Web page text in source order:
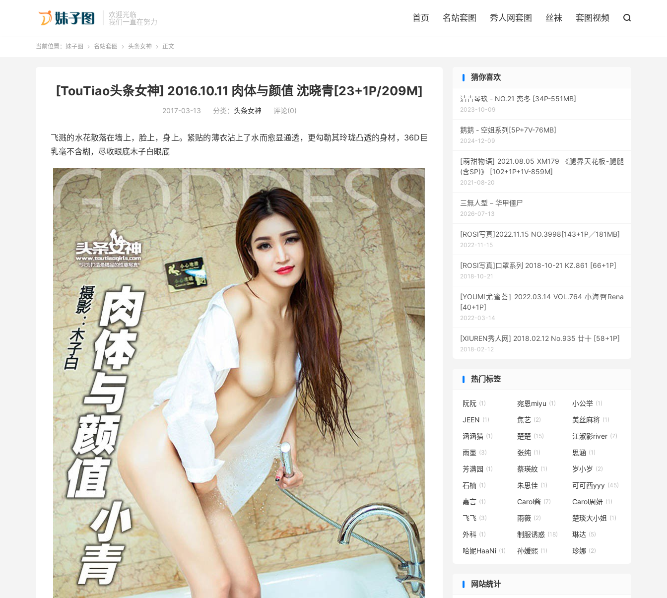
欢迎光临
我们一直在努力
首页 名站套图 秀人网套图 丝袜 套图视频 
当前位置： 妹子图  名站套图  头条女神  正文
[TouTiao头条女神] 2016.10.11 肉体与颜值 沈晓青[23+1P/209M]
2017-03-13 分类： 头条女神 评论(0)
飞溅的水花散落在墙上，脸上，身上。紧贴的薄衣沾上了水而愈显通透，更勾勒其玲珑凸透的身材，36D巨
乳毫不含糊，尽收眼底木子白眼底
猜你喜欢
清青琴玖 - NO.21 恋冬 [34P-551MB]
2023-10-09
鹅鹅 - 空姐系列[5P+7V-76MB]
2024-12-09
[萌甜物语] 2021.08.05 XM179 《腿界天花板-腿腿
(含SP)》 [102+1P+1V-859M]
2021-08-20
三無人型 – 华甲僵尸
2026-07-13
[ROSI写真]2022.11.15 NO.3998[143+1P／181MB]
2022-11-15
[ROSI写真]口罩系列 2018-10-21 KZ.861 [66+1P]
2018-10-21
[YOUMI尤蜜荟] 2022.03.14 VOL.764 小海臀Rena
[40+1P]
2022-03-14
[XIUREN秀人网] 2018.02.12 No.935 廿十 [58+1P]
2018-02-12
热门标签
阮阮 (1) 宛恩miyu (1) 小公举 (1)
JEEN (1) 焦艺 (2) 美丝麻将 (1)
涵涵猫 (1) 楚楚 (15) 江淑影river (7)
雨墨 (3) 张纯 (1) 思涵 (1)
芳满园 (1) 蔡瑛紋 (1) 岁小岁 (2)
石楠 (1) 朱思佳 (1) 可可西yyy (45)
嘉言 (1) Carol酱 (7) Carol周妍 (1)
飞飞 (3) 雨薇 (2) 楚琰大小姐 (1)
外科 (1) 制服诱惑 (18) 琳达 (5)
哈妮HaaNi (1) 孙媛熙 (1) 珍娜 (2)
网站统计